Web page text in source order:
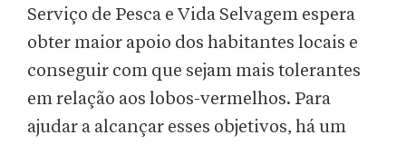
Serviço de Pesca e Vida Selvagem espera
obter maior apoio dos habitantes locais e
conseguir com que sejam mais tolerantes
em relação aos lobos-vermelhos. Para
ajudar a alcançar esses objetivos, há um